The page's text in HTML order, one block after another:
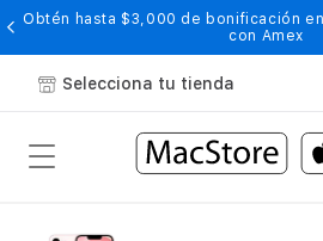
Obtén hasta $3,000 de bonificación
con Amex
Selecciona tu tienda